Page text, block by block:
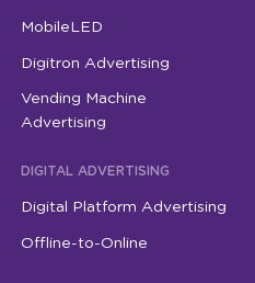
MobileLED
Digitron Advertising
Vending Machine
Advertising
DIGITAL ADVERTISING
Digital Platform Advertising
Offline-to-Online